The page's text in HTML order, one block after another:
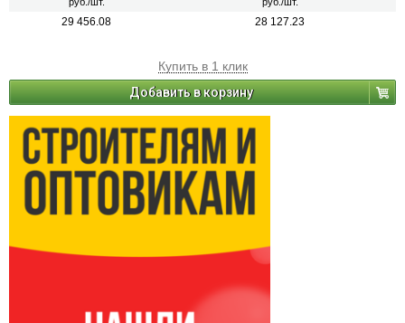
29 456.08 28 127.23
Купить в 1 клик
Добавить в корзину